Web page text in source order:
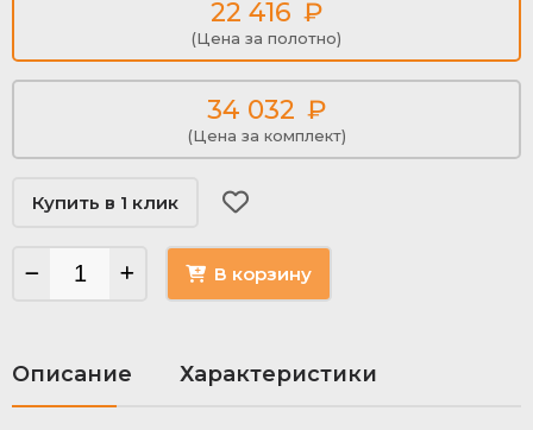
22 416 ₽
(Цена за полотно)
34 032 ₽
(Цена за комплект)
Купить в 1 клик
В корзину
Описание Характеристики